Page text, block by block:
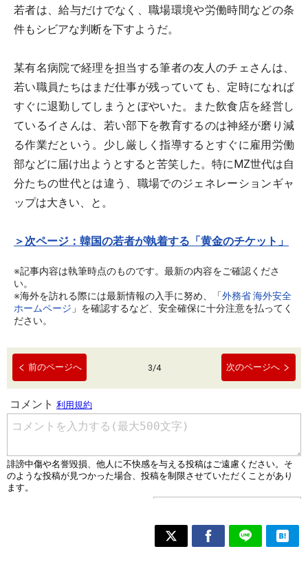
若者は、給与だけでなく、職場環境や労働時間などの条
件もシビアな判断を下すようだ。
某有名病院で経理を担当する筆者の友人のチェさんは、
若い職員たちはまだ仕事が残っていても、定時になれば
すぐに退勤してしまうとぼやいた。また飲食店を経営し
ているイさんは、若い部下を教育するのは神経が磨り減
る作業だという。少し厳しく指導するとすぐに雇用労働
部などに届け出ようとすると苦笑した。特にMZ世代は自
分たちの世代とは違う、職場でのジェネレーションギャ
ップは大きい、と。
＞次ページ：韓国の若者が執着する「黄金のチケット」
※記事内容は執筆時点のものです。最新の内容をご確認くださ
い。
※海外を訪れる際には最新情報の入手に努め、「外務省 海外安全
ホームページ 」を確認するなど、安全確保に十分注意を払ってく
ださい。
前のページへ 3/4 次のページへ